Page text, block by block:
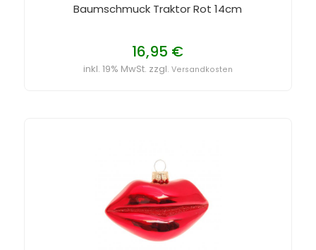
Baumschmuck Traktor Rot 14cm
16,95 €
inkl. 19% MwSt. zzgl. Versandkosten